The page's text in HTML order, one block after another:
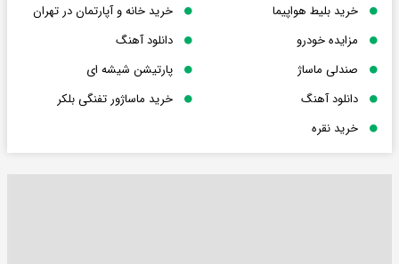
خرید بلیط هواپیما
خرید خانه و آپارتمان در تهران
مزایده خودرو
دانلود آهنگ
صندلی ماساژ
پارتیشن شیشه ای
دانلود آهنگ
خرید ماساژور تفنگی بلکر
خرید نقره